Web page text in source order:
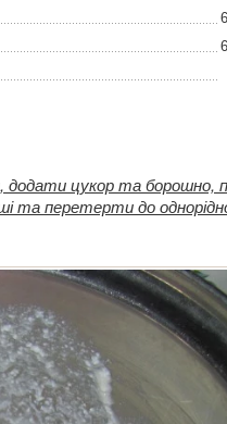
цукор та борошно,
та перетерти до